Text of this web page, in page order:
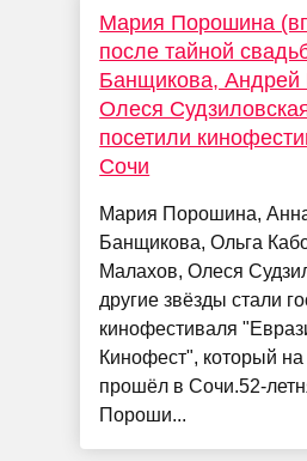
Мария Порошина
после тайной
Банщикова, Андрей
Олеся
посетили
Сочи
Мария Порошина,
Банщикова, Ольга
Малахов, Олеся
другие звёзды стали
кинофестиваля
Кинофест", который на
прошёл в Сочи.52-
Пороши...